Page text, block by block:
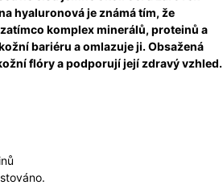
hyaluronová je známá tím, že
komplex minerálů, proteinů a
bariéru a omlazuje ji. Obsažená
flóry a podporují její zdravý vzhled.